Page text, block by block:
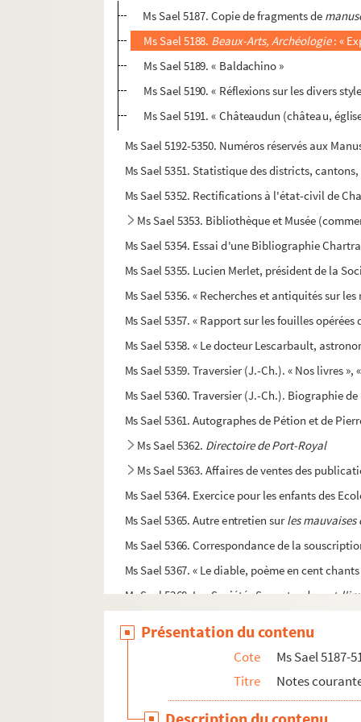
Ms Sael 5187. Copie de fragments de
Ms Sael 5188. Beaux-Arts, Archéologie: «
Ms Sael 5189. « Baldachino »
Ms Sael 5190. « Réflexions sur les divers
Ms Sael 5191. « Châteaudun (château,
Ms Sael 5192-5350. Numéros réservés aux
Ms Sael 5351. Statistique des districts,
Ms Sael 5352. Rectifications à l'état-civil de
Ms Sael 5353. Bibliothèque et Musée
Ms Sael 5354. Essai d'une Bibliographie
Ms Sael 5355. Lucien Merlet, président de la
Ms Sael 5356. « Recherches et antiquités sur
Ms Sael 5357. « Rapport sur les fouilles
Ms Sael 5358. « Le docteur Lescarbault,
Ms Sael 5359. Traversier (J.-Ch.). « Nos livres
Ms Sael 5360. Traversier (J.-Ch.). Biographie
Ms Sael 5361. Autographes de Pétion et de
Ms Sael 5362. Directoire de Port-Royal
Ms Sael 5363. Affaires de ventes des
Ms Sael 5364. Exercice pour les enfants des
Ms Sael 5365. Autre entretien surles
Ms Sael 5366. Correspondance de la
Ms Sael 5367. « Le diable, poème en cent
Ms Sael 5368. Les Sociétés Savantes devant
Présentation du contenu
Cote
Ms Sael 5187-
Titre
Notes